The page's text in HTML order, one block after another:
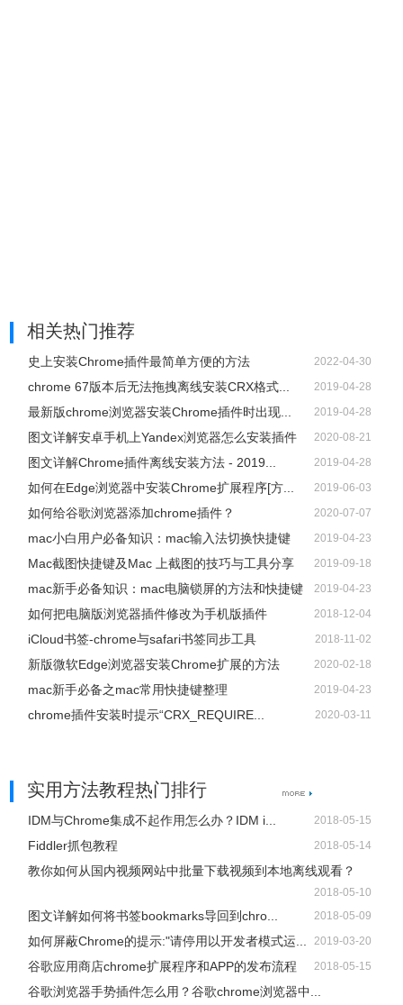
相关热门推荐
史上安装Chrome插件最简单方便的方法 2022-04-30
chrome 67版本后无法拖拽离线安装CRX格式... 2019-04-28
最新版chrome浏览器安装Chrome插件时出现... 2019-04-28
图文详解安卓手机上Yandex浏览器怎么安装插件 2020-08-21
图文详解Chrome插件离线安装方法 - 2019... 2019-04-28
如何在Edge浏览器中安装Chrome扩展程序[方... 2019-06-03
如何给谷歌浏览器添加chrome插件？ 2020-07-07
mac小白用户必备知识：mac输入法切换快捷键 2019-04-23
Mac截图快捷键及Mac 上截图的技巧与工具分享 2019-09-18
mac新手必备知识：mac电脑锁屏的方法和快捷键 2019-04-23
如何把电脑版浏览器插件修改为手机版插件 2018-12-04
iCloud书签-chrome与safari书签同步工具 2018-11-02
新版微软Edge浏览器安装Chrome扩展的方法 2020-02-18
mac新手必备之mac常用快捷键整理 2019-04-23
chrome插件安装时提示“CRX_REQUIRE... 2020-03-11
实用方法教程热门排行
IDM与Chrome集成不起作用怎么办？IDM i... 2018-05-15
Fiddler抓包教程 2018-05-14
教你如何从国内视频网站中批量下载视频到本地离线观看？
2018-05-10
图文详解如何将书签bookmarks导回到chro... 2018-05-09
如何屏蔽Chrome的提示:"请停用以开发者模式运... 2019-03-20
谷歌应用商店chrome扩展程序和APP的发布流程 2018-05-15
谷歌浏览器手势插件怎么用？谷歌chrome浏览器中...